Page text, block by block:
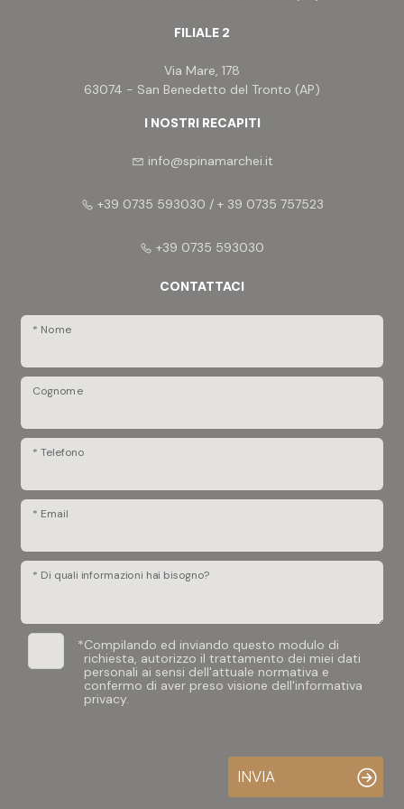
La location è semplicemente incantevole e
campagna autentica e accogliente, lontano dal
caos cittadino.
Non perdete l'opportunità di vivere il vostro angolo
di paradiso in una delle zone più belle delle
FILIALE 2
Via Mare, 178
63074 - San Benedetto del Tronto (AP)
I NOSTRI RECAPITI
info@spinamarchei.it
+39 0735 593030 / + 39 0735 757523
+39 0735 593030
CONTATTACI
* Nome
Cognome
* Telefono
* Email
* Di quali informazioni hai bisogno?
*Compilando ed inviando questo modulo di
richiesta, autorizzo il trattamento dei miei dati
personali ai sensi dell'attuale normativa e
confermo di aver preso visione dell'informativa
privacy.
INVIA